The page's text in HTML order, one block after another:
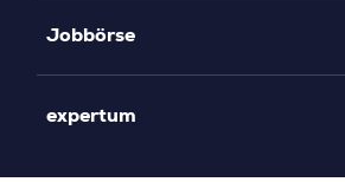
Jobbörse
expertum